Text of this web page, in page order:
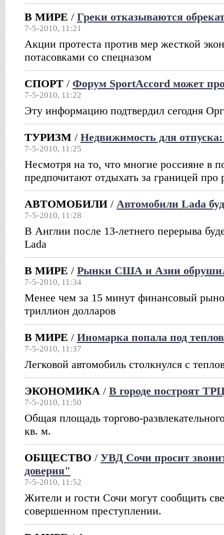
В МИРЕ / Греки отказываются
7-5-2010, 11:21
Акции протеста против мер жесткой
потасовками со спецназом
СПОРТ / Форум SportAccord может
7-5-2010, 11:22
Эту информацию подтвердил сегодня
ТУРИЗМ / Недвижимость для
7-5-2010, 11:25
Несмотря на то, что многие россияне в
предпочитают отдыхать за границей
АВТОМОБИЛИ / Автомобили Lada
7-5-2010, 11:28
В Англии после 13-летнего перерыва
Lada
В МИРЕ / Рынки США и Азии
7-5-2010, 11:34
Менее чем за 15 минут финансовый
триллион долларов
В МИРЕ / Иномарка попала под
7-5-2010, 11:37
Легковой автомобиль столкнулся с
ЭКОНОМИКА / В городе построят
7-5-2010, 11:50
Общая площадь торгово-
кв. м.
ОБЩЕСТВО / УВД Сочи просит
доверия"
7-5-2010, 11:52
Жители и гости Сочи могут сообщить
совершенном преступлении.